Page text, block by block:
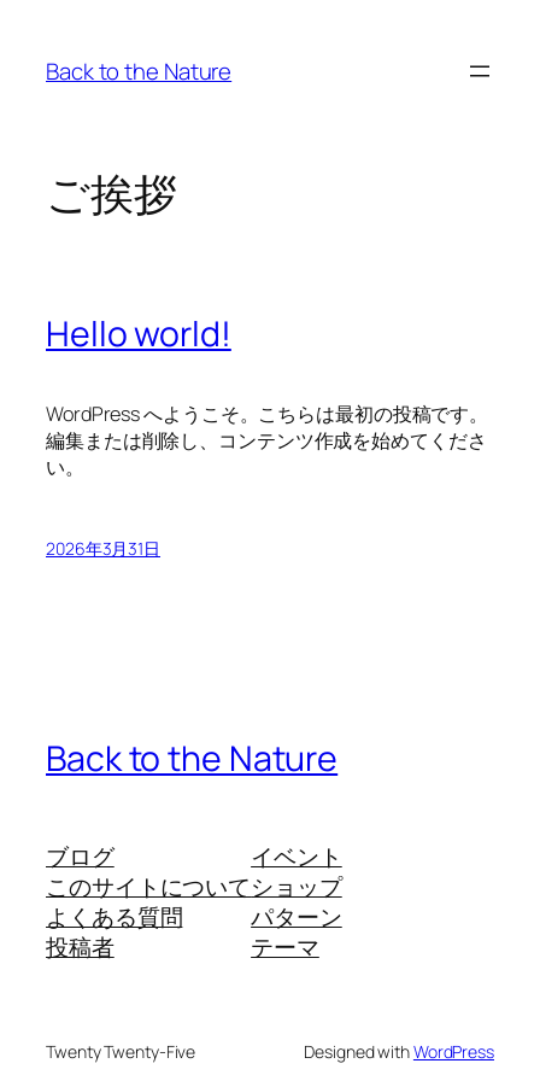
Back to the Nature
ご挨拶
Hello world!
WordPress へようこそ。こちらは最初の投稿です。
編集または削除し、コンテンツ作成を始めてくださ
い。
2026年3月31日
Back to the Nature
ブログ
このサイトについて
よくある質問
投稿者
イベント
ショップ
パターン
テーマ
Twenty Twenty-Five Designed withWordPress